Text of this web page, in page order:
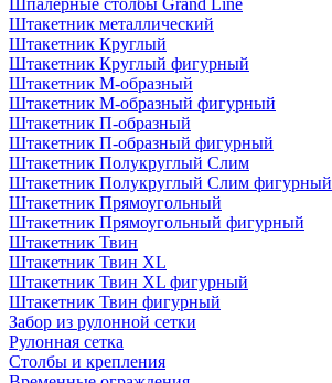
Шпалерные столбы Grand Line
Штакетник металлический
Штакетник Круглый
Штакетник Круглый фигурный
Штакетник М-образный
Штакетник М-образный фигурный
Штакетник П-образный
Штакетник П-образный фигурный
Штакетник Полукруглый Слим
Штакетник Полукруглый Слим фигурный
Штакетник Прямоугольный
Штакетник Прямоугольный фигурный
Штакетник Твин
Штакетник Твин XL
Штакетник Твин XL фигурный
Штакетник Твин фигурный
Забор из рулонной сетки
Рулонная сетка
Столбы и крепления